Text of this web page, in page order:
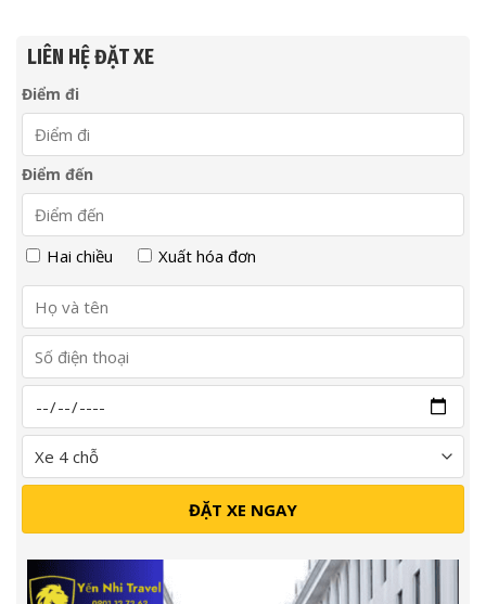
LIÊN HỆ ĐẶT XE
Điểm đi
Điểm đến
Hai chiều Xuất hóa đơn